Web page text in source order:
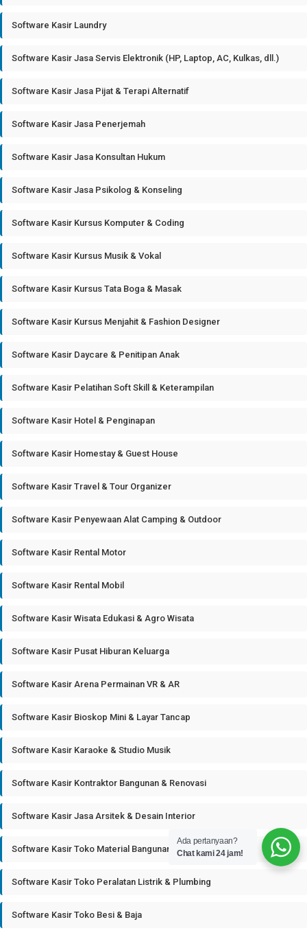
Software Kasir Laundry
Software Kasir Jasa Servis Elektronik (HP, Laptop, AC, Kulkas, dll.)
Software Kasir Jasa Pijat & Terapi Alternatif
Software Kasir Jasa Penerjemah
Software Kasir Jasa Konsultan Hukum
Software Kasir Jasa Psikolog & Konseling
Software Kasir Kursus Komputer & Coding
Software Kasir Kursus Musik & Vokal
Software Kasir Kursus Tata Boga & Masak
Software Kasir Kursus Menjahit & Fashion Designer
Software Kasir Daycare & Penitipan Anak
Software Kasir Pelatihan Soft Skill & Keterampilan
Software Kasir Hotel & Penginapan
Software Kasir Homestay & Guest House
Software Kasir Travel & Tour Organizer
Software Kasir Penyewaan Alat Camping & Outdoor
Software Kasir Rental Motor
Software Kasir Rental Mobil
Software Kasir Wisata Edukasi & Agro Wisata
Software Kasir Pusat Hiburan Keluarga
Software Kasir Arena Permainan VR & AR
Software Kasir Bioskop Mini & Layar Tancap
Software Kasir Karaoke & Studio Musik
Software Kasir Kontraktor Bangunan & Renovasi
Software Kasir Jasa Arsitek & Desain Interior
Software Kasir Toko Material Bangunan
Software Kasir Toko Peralatan Listrik & Plumbing
Software Kasir Toko Besi & Baja
Ada pertanyaan?
Chat kami 24 jam!